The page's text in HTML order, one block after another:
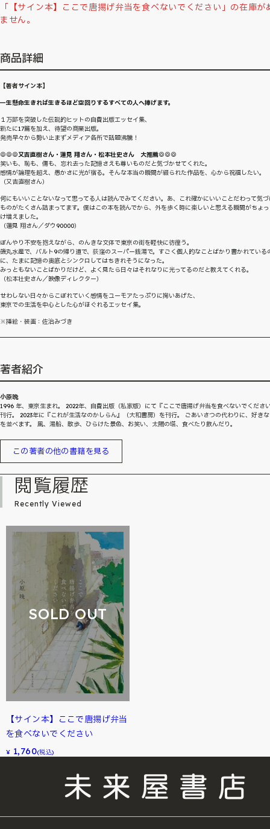
「【サイン本】ここで唐揚げ弁当を食べないでください」の在庫が
ません。
商品詳細
【著者サイン本】
一生懸命生きれば生きるほど空回りするすべての人へ捧げます。
１万部を突破した伝説的ヒットの自費出版エッセイ集、
新たに17篇を加え、待望の商業出版。
発売早々から勢い止まずメディア各所で話題沸騰！
◎◎◎又吉直樹さん・蓮見 翔さん・松本壮史さん 大推薦◎◎◎
笑いも、恥も、傷も、忘れ去った記憶さえも尊いものだと気づかせてくれた。
感情が論理を超え、愚かさに光が宿る。そんな本当の瞬間が綴られた作品を、心から祝福したい。
（又吉直樹さん）
何にもいいことないなって思ってる人は読んでみてください。あ、これ確かにいいことだわって気
ものがたくさん詰まってます。僕はこの本を読んでから、外を歩く時に楽しいと思える瞬間がちょ
け増えました。
（蓮見 翔さん／ダウ90000）
ぼんやり不安を抱えながら、のんきな文体で東京の街を軽快に彷徨う。
磯丸水産で、バルト9の帰り道で、荻窪のスーパー銭湯で。すごく個人的なことばかり書かれている
に、たまに記憶の奥底とシンクロしてはちきれそうになった。
みっともないことばかりだけど、よく見たら日々はそれなりに光ってるのだと教えてくれる。
（松本壮史さん／映像ディレクター）
せわしない日々からこぼれていく感情をユーモアたっぷりに掬いあげた、
東京での生活を中心とした心がほぐれるエッセイ集。
※挿絵・装画：佐治みづき
著者紹介
小原晩
1996 年、東京生まれ。 2022年、自費出版（私家版）にて『ここで唐揚げ弁当を食べないでくださ
刊行。 2023年に『これが生活なのかしらん』（大和書房）を刊行。 ごあいさつの代わりに、好き
を並べます。 風、湯船、散歩、ひらけた景色、お笑い、太陽の塔、食べたり飲んだり。
この著者の他の書籍を見る
閲覧履歴
Recently Viewed
SOLD OUT
【サイン本】ここで唐揚げ弁当
を食べないでください
¥ 1,760(税込)